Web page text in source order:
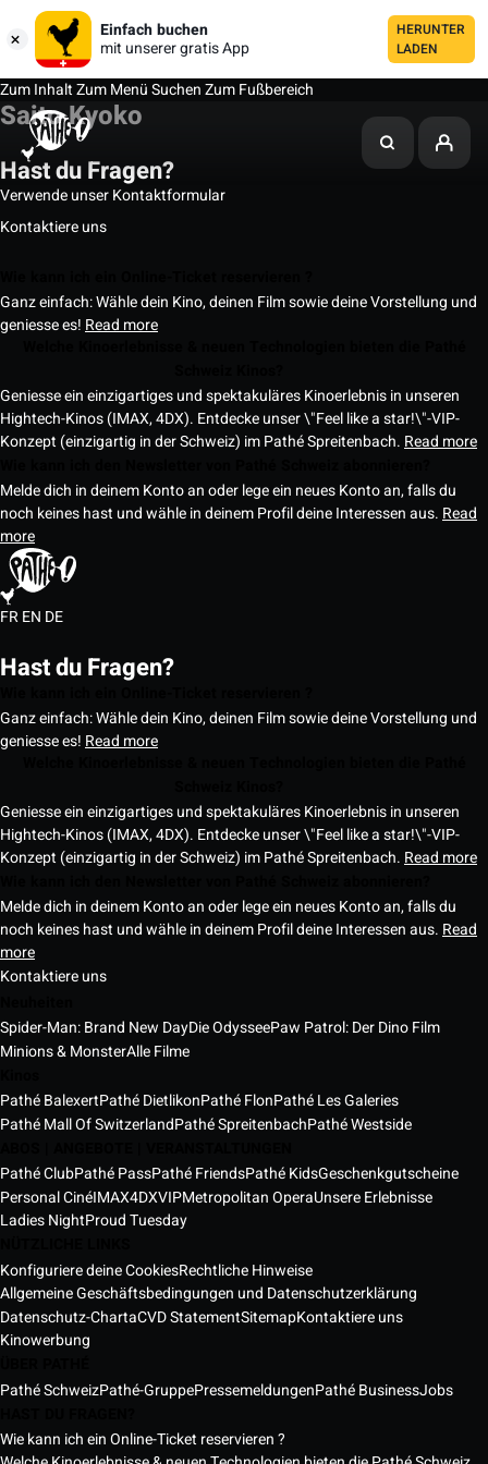
Einfach buchen
mit unserer gratis App
HERUNTER
LADEN
Zum InhaltZum MenüSuchenZum Fußbereich
Saito Kyoko
Hast du Fragen?
Verwende unser Kontaktformular
Kontaktiere uns
Ganz einfach: Wähle dein Kino, deinen Film sowie deine Vorstellung und
geniesse es! Read more
Geniesse ein einzigartiges und spektakuläres Kinoerlebnis in unseren
Hightech-Kinos (IMAX, 4DX). Entdecke unser \"Feel like a star!\"-VIP-
Konzept (einzigartig in der Schweiz) im Pathé Spreitenbach. Read more
Melde dich in deinem Konto an oder lege ein neues Konto an, falls du
noch keines hast und wähle in deinem Profil deine Interessen aus. Read
more
FREN DE
Hast du Fragen?
Ganz einfach: Wähle dein Kino, deinen Film sowie deine Vorstellung und
geniesse es! Read more
Geniesse ein einzigartiges und spektakuläres Kinoerlebnis in unseren
Hightech-Kinos (IMAX, 4DX). Entdecke unser \"Feel like a star!\"-VIP-
Konzept (einzigartig in der Schweiz) im Pathé Spreitenbach. Read more
Melde dich in deinem Konto an oder lege ein neues Konto an, falls du
noch keines hast und wähle in deinem Profil deine Interessen aus. Read
more
Kontaktiere uns
Spider-Man: Brand New DayDie OdysseePaw Patrol: Der Dino Film
Minions & MonsterAlle Filme
Pathé BalexertPathé DietlikonPathé FlonPathé Les Galeries
Pathé Mall Of SwitzerlandPathé SpreitenbachPathé Westside
Pathé ClubPathé PassPathé FriendsPathé KidsGeschenkgutscheine
Personal CinéIMAX4DXVIPMetropolitan OperaUnsere Erlebnisse
Ladies NightProud Tuesday
Konfiguriere deine CookiesRechtliche Hinweise
Allgemeine Geschäftsbedingungen und Datenschutzerklärung
Datenschutz-ChartaCVD StatementSitemapKontaktiere uns
Kinowerbung
Pathé SchweizPathé-GruppePressemeldungenPathé BusinessJobs
Wie kann ich ein Online-Ticket reservieren ?